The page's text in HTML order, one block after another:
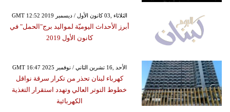
GMT 12:52 2019 الثلاثاء ,03 كانون الأول / ديسمبر
أبرز الأحداث اليوميّة لمواليد برج"الحمل" في
كانون الأول 2019
GMT 16:47 2025 الأحد ,16 تشرين الثاني / نوفمبر
كهرباء لبنان تحذر من تكرار سرقة نواقل
خطوط التوتر العالي وتهدد استقرار التغذية
الكهربائية